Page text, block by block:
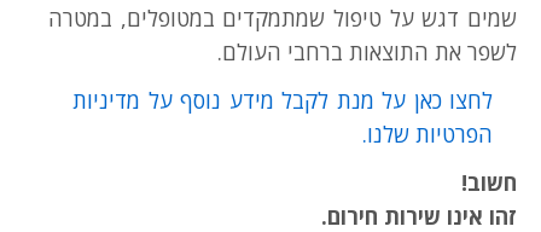
שמים דגש על טיפול שמתמקדים במטופלים, במטרה
לשפר את התוצאות ברחבי העולם.
לחצו כאן על מנת לקבל מידע נוסף על מדיניות
הפרטיות שלנו.
חשוב!
זהו אינו שירות חירום.